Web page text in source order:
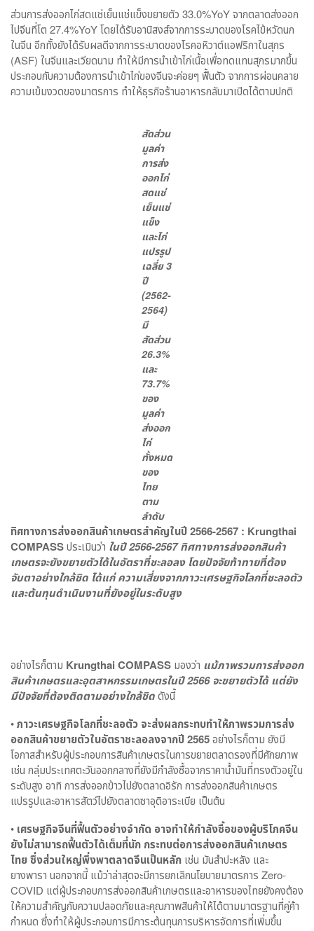
ส่วนการส่งออกไก่สดแช่เย็นแช่แข็งขยายตัว 33.0%YoY จากตลาดส่งออก
ไปจีนที่โต 27.4%YoY โดยได้รับอานิสงส์จากการระบาดของโรคไข้หวัดนก
ในจีน อีกทั้งยังได้รับผลดีจากการระบาดของโรคอหิวาต์แอฟริกาในสุกร
(ASF) ในจีนและเวียดนาม ทำให้มีการนำเข้าไก่เนื้อเพื่อทดแทนสุกรมากขึ้น
ประกอบกับความต้องการนำเข้าไก่ของจีนจะค่อยๆ ฟื้นตัว จากการผ่อนคลาย
ความเข้มงวดของมาตรการ ทำให้ธุรกิจร้านอาหารกลับมาเปิดได้ตามปกติ
สัดส่วน
มูลค่า
การส่ง
ออกไก่
สดแช่
เย็นแช่
แข็ง
และไก่
แปรรูป
เฉลี่ย 3
ปี
(2562-
2564)
มี
สัดส่วน
26.3%
และ
73.7%
ของ
มูลค่า
ส่งออก
ไก่
ทั้งหมด
ของ
ไทย
ตาม
ลำดับ
ทิศทางการส่งออกสินค้าเกษตรสำคัญในปี 2566-2567 : Krungthai
COMPASSประเมินว่า ในปี 2566-2567 ทิศทางการส่งออกสินค้า
เกษตรจะยังขยายตัวได้ในอัตราที่ชะลอลง โดยปัจจัยท้าทายที่ต้อง
จับตาอย่างใกล้ชิด ได้แก่ ความเสี่ยงจากภาวะเศรษฐกิจโลกที่ชะลอตัว
และต้นทุนดำเนินงานที่ยังอยู่ในระดับสูง
อย่างไรก็ตาม Krungthai COMPASS มองว่า แม้ภาพรวมการส่งออก
สินค้าเกษตรและอุตสาหกรรมเกษตรในปี2566จะขยายตัวได้ แต่ยัง
มีปัจจัยที่ต้องติดตามอย่างใกล้ชิดดังนี้
•ภาวะเศรษฐกิจโลกที่ชะลอตัว จะส่งผลกระทบทำให้ภาพรวมการส่ง
ออกสินค้าขยายตัวในอัตราชะลอลงจากปี2565อย่างไรก็ตาม ยังมี
โอกาสสำหรับผู้ประกอบการสินค้าเกษตรในการขยายตลาดรองที่มีศักยภาพ
เช่น กลุ่มประเทศตะวันออกกลางที่ยังมีกำลังซื้อจากราคาน้ำมันที่ทรงตัวอยู่ใน
ระดับสูง อาทิ การส่งออกข้าวไปยังตลาดอิรัก การส่งออกสินค้าเกษตร
แปรรูปและอาหารสัตว์ไปยังตลาดซาอุดิอาระเบีย เป็นต้น
• เศรษฐกิจจีนที่ฟื้นตัวอย่างจำกัด อาจทำให้กำลังซื้อของผู้บริโภคจีน
ยังไม่สามารถฟื้นตัวได้เต็มที่นัก กระทบต่อการส่งออกสินค้าเกษตร
ไทย ซึ่งส่วนใหญ่พึ่งพาตลาดจีนเป็นหลัก เช่น มันสำปะหลัง และ
ยางพารา นอกจากนี้ แม้ว่าล่าสุดจะมีการยกเลิกนโยบายมาตรการ Zero-
COVID แต่ผู้ประกอบการส่งออกสินค้าเกษตรและอาหารของไทยยังคงต้อง
ให้ความสำคัญกับความปลอดภัยและคุณภาพสินค้าให้ได้ตามมาตรฐานที่คู่ค้า
กำหนด ซึ่งทำให้ผู้ประกอบการมีภาระต้นทุนการบริหารจัดการที่เพิ่มขึ้น